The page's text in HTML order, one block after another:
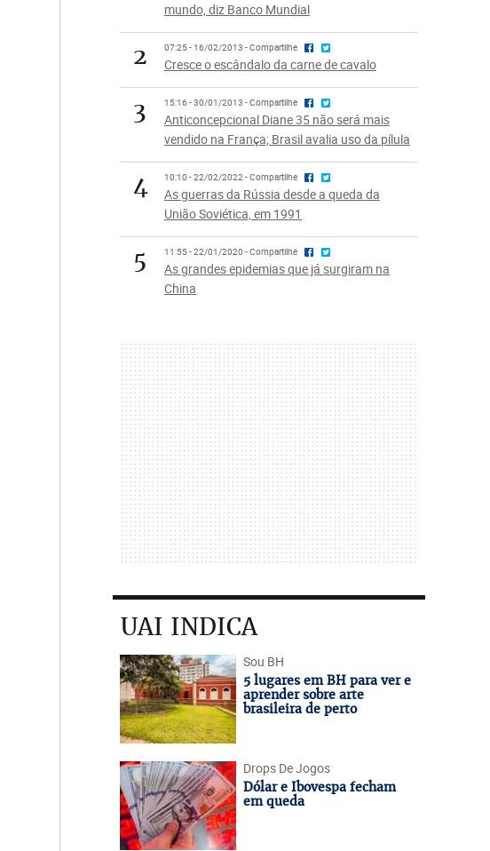
mundo, diz Banco Mundial
2 07:25 - 16/02/2013 - Compartilhe
Cresce o escândalo da carne de cavalo
3 15:16 - 30/01/2013 - Compartilhe
Anticoncepcional Diane 35 não será mais
vendido na França; Brasil avalia uso da pílula
4 10:10 - 22/02/2022 - Compartilhe
As guerras da Rússia desde a queda da
União Soviética, em 1991
5 11:55 - 22/01/2020 - Compartilhe
As grandes epidemias que já surgiram na
China
UAI INDICA
Sou BH
5 lugares em BH para ver e
aprender sobre arte
brasileira de perto
Drops De Jogos
Dólar e Ibovespa fecham
em queda